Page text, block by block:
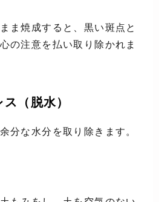
ま焼成すると、黒い斑点と
の注意を払い取り除かれま
（脱水）
分な水分を取り除きます。